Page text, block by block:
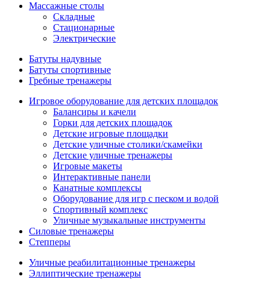
Массажные столы
Складные
Стационарные
Электрические
Батуты надувные
Батуты спортивные
Гребные тренажеры
Игровое оборудование для детских площадок
Балансиры и качели
Горки для детских площадок
Детские игровые площадки
Детские уличные столики/скамейки
Детские уличные тренажеры
Игровые макеты
Интерактивные панели
Канатные комплексы
Оборудование для игр с песком и водой
Спортивный комплекс
Уличные музыкальные инструменты
Силовые тренажеры
Степперы
Уличные реабилитационные тренажеры
Эллиптические тренажеры